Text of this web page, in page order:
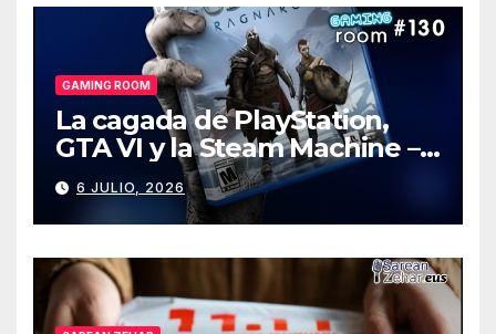
GAMING ROOM
La cagada de PlayStation,
GTA VI y la Steam Machine –
Gaming Room #130
6 JULIO, 2026